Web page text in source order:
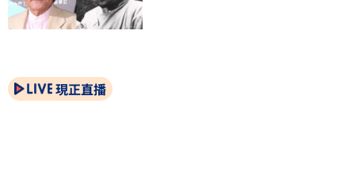
現正直播